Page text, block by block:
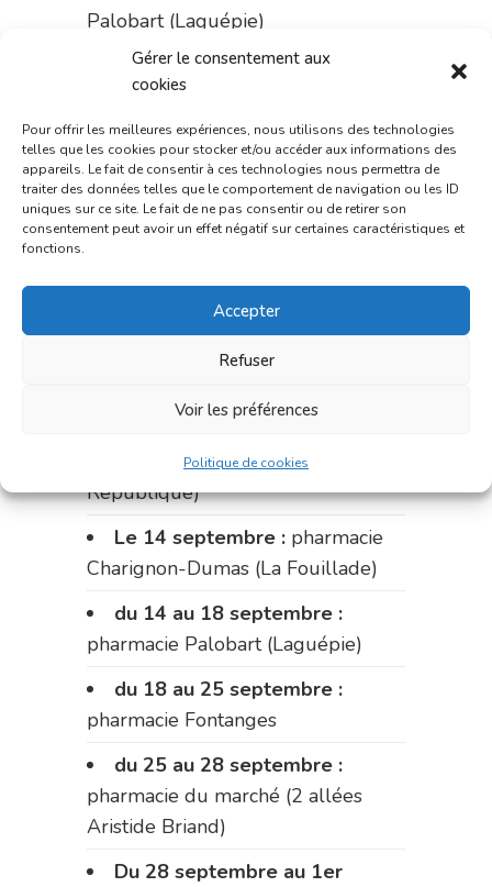
Gérer le consentement aux
cookies
Pour offrir les meilleures expériences, nous utilisons des technologies
telles que les cookies pour stocker et/ou accéder aux informations des
appareils. Le fait de consentir à ces technologies nous permettra de
traiter des données telles que le comportement de navigation ou les ID
uniques sur ce site. Le fait de ne pas consentir ou de retirer son
consentement peut avoir un effet négatif sur certaines caractéristiques et
fonctions.
Accepter
Refuser
Voir les préférences
Politique de cookies
Palobart (Laguépie)
du 21 au 28 août :pharmacie
Dupont (place de la République)
du 28 au 31 août :pharmacie
Bonnemaire (rue Saint-Jacques)
Du 31 août au 4 septembre :
du 4 au 11 septembre :
pharmacie Carnus (rue Marcellin-
pharmacie Dupont (place de la
République)
Le 14 septembre : pharmacie
Charignon-Dumas (La Fouillade)
du 14 au 18 septembre :
pharmacie Palobart (Laguépie)
du 18 au 25 septembre :
pharmacie Fontanges
du 25 au 28 septembre :
pharmacie du marché (2 allées
Aristide Briand)
Du 28 septembre au 1er